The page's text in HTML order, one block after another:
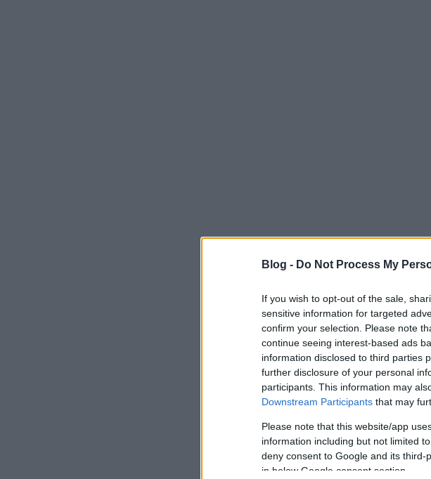
Blog - Do Not Process My
If you wish to opt-out of the sale,
sensitive information for targeted
confirm your selection. Please note
continue seeing interest-based ads
information disclosed to third parties
further disclosure of your personal
participants. This information may
Downstream Participants that may
Please note that this website/app
information including but not limited
deny consent to Google and its
in below Google consent section.